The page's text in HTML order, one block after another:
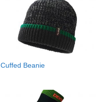
Cuffed Beanie